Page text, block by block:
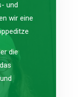
und
wir eine
die